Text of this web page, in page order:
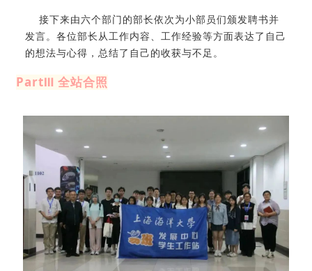
接下来由六个部门的部长依次为小部员们颁发聘书并
发言。各位部长从工作内容、工作经验等方面表达了自己
的想法与心得，总结了自己的收获与不足。
PartⅢ 全站合照